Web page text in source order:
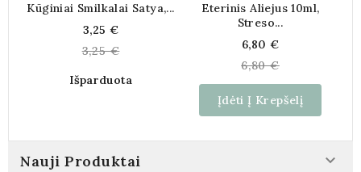
Kūginiai Smilkalai Satya,...
Kaina
3,25 €
3,25 €
Išparduota
Eterinis Aliejus 10ml,
Streso...
Kaina
6,80 €
6,80 €
Įdėti Į Krepšelį
Nauji Produktai 